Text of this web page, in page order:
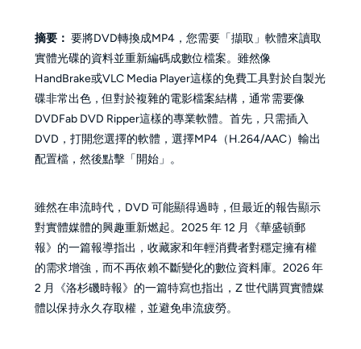
摘要： 要將DVD轉換成MP4，您需要「擷取」軟體來讀取
實體光碟的資料並重新編碼成數位檔案。雖然像
HandBrake或VLC Media Player這樣的免費工具對於自製光
碟非常出色，但對於複雜的電影檔案結構，通常需要像
DVDFab DVD Ripper這樣的專業軟體。首先，只需插入
DVD，打開您選擇的軟體，選擇MP4（H.264/AAC）輸出
配置檔，然後點擊「開始」。
雖然在串流時代，DVD 可能顯得過時，但最近的報告顯示
對實體媒體的興趣重新燃起。2025 年 12 月《華盛頓郵
報》的一篇報導指出，收藏家和年輕消費者對穩定擁有權
的需求增強，而不再依賴不斷變化的數位資料庫。2026 年
2 月《洛杉磯時報》的一篇特寫也指出，Z 世代購買實體媒
體以保持永久存取權，並避免串流疲勞。